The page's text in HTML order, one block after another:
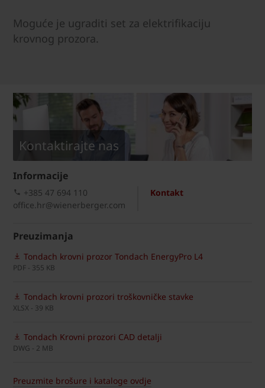
Moguće je ugraditi set za elektrifikaciju
krovnog prozora.
Kontaktirajte nas
Informacije
Kontakt
+385 47 694 110
office.hr@wienerberger.com
Preuzimanja
Tondach krovni prozor Tondach EnergyPro L4
PDF - 355 KB
Tondach krovni prozori troškovničke stavke
XLSX - 39 KB
Tondach Krovni prozori CAD detalji
DWG - 2 MB
Preuzmite brošure i kataloge ovdje